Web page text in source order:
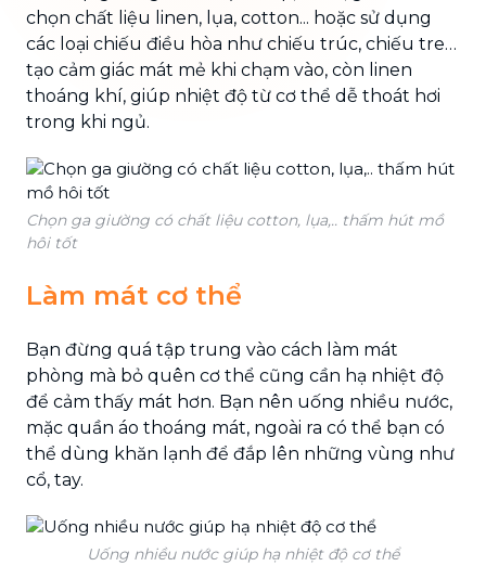
chọn chất liệu linen, lụa, cotton... hoặc sử dụng
các loại chiếu điều hòa như chiếu trúc, chiếu tre…
tạo cảm giác mát mẻ khi chạm vào, còn linen
thoáng khí, giúp nhiệt độ từ cơ thể dễ thoát hơi
trong khi ngủ.
Chọn ga giường có chất liệu cotton, lụa,.. thấm hút mồ
hôi tốt
Làm mát cơ thể
Bạn đừng quá tập trung vào cách làm mát
phòng mà bỏ quên cơ thể cũng cần hạ nhiệt độ
để cảm thấy mát hơn. Bạn nên uống nhiều nước,
mặc quần áo thoáng mát, ngoài ra có thể bạn có
thể dùng khăn lạnh để đắp lên những vùng như
cổ, tay.
Uống nhiều nước giúp hạ nhiệt độ cơ thể